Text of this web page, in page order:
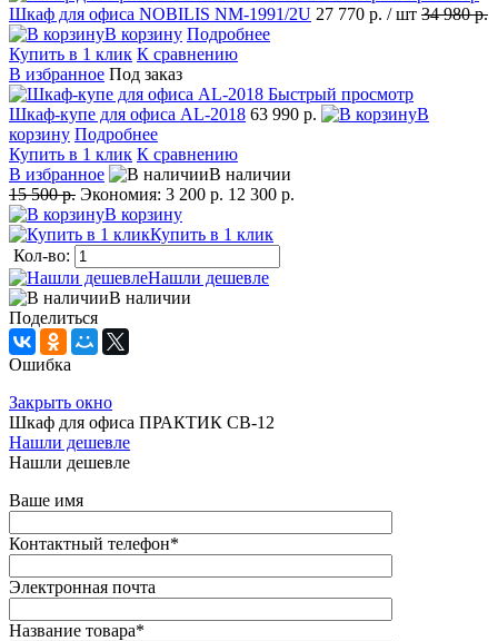
Шкаф для офиса NOBILIS NM-1991/2U 27 770 р. / шт 34 980 р.
В корзину Подробнее
Купить в 1 клик К сравнению
В избранное Под заказ
Быстрый просмотр
Шкаф-купе для офиса AL-2018 63 990 р.
В
корзину Подробнее
Купить в 1 клик К сравнению
В избранное
В наличии
15 500 р. Экономия: 3 200 р. 12 300 р.
В корзину
Купить в 1 клик
Кол-во:
Нашли дешевле
В наличии
Поделиться
Ошибка
Закрыть окно
Шкаф для офиса ПРАКТИК СВ-12
Нашли дешевле
Нашли дешевле
Ваше имя
Контактный телефон*
Электронная почта
Название товара*